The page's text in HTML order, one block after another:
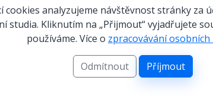
prvky
Kontakt
Vyzvednutí
cookies analyzujeme návštěvnost stránky za
studia. Kliknutím na „Přijmout“ vyjadřujete
používáme. Více o zpracovávání osobních
Odmítnout Příjmout